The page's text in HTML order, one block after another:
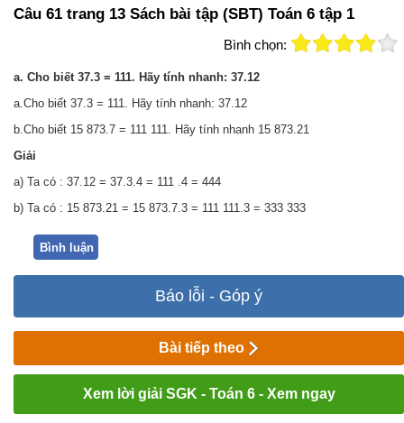
Câu 61 trang 13 Sách bài tập (SBT) Toán 6 tập 1
Bình chọn:
a. Cho biết 37.3 = 111. Hãy tính nhanh: 37.12
a.Cho biết 37.3 = 111. Hãy tính nhanh: 37.12
b.Cho biết 15 873.7 = 111 111. Hãy tính nhanh 15 873.21
Giải
a) Ta có : 37.12 = 37.3.4 = 111 .4 = 444
b) Ta có : 15 873.21 = 15 873.7.3 = 111 111.3 = 333 333
Bình luận
Báo lỗi - Góp ý
Bài tiếp theo
Xem lời giải SGK - Toán 6 - Xem ngay